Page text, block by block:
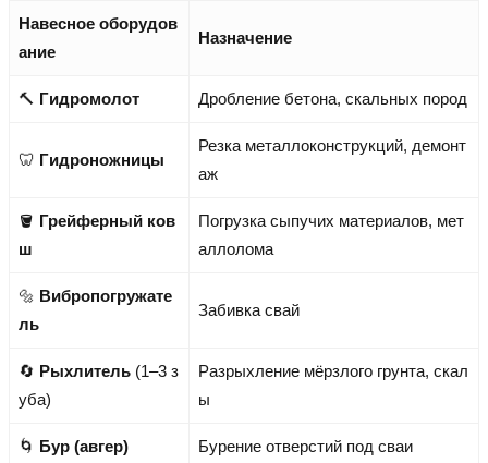
Навесное оборудов
ание
Назначение
🔨 Гидромолот Дробление бетона, скальных пород
🦷 Гидроножницы
Резка металлоконструкций, демонт
аж
🪣 Грейферный ков
ш
Погрузка сыпучих материалов, мет
аллолома
🔩 Вибропогружате
ль
Забивка свай
🔄 Рыхлитель (1–3 з
уба)
Разрыхление мёрзлого грунта, скал
ы
🌀 Бур (авгер) Бурение отверстий под сваи